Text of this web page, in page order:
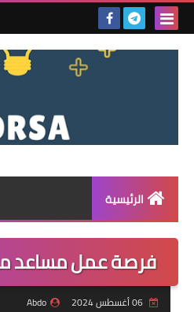
الرئيسية
فرصة عمل مساعد
06 أغسطس 2024
Abdo